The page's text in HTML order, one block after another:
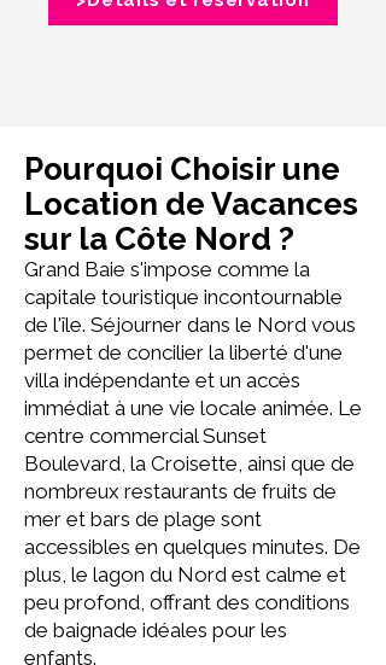
Pourquoi Choisir une
Location de Vacances
sur la Côte Nord ?
Grand Baie s'impose comme la
capitale touristique incontournable
de l'île. Séjourner dans le Nord vous
permet de concilier la liberté d'une
villa indépendante et un accès
immédiat à une vie locale animée. Le
centre commercial Sunset
Boulevard, la Croisette, ainsi que de
nombreux restaurants de fruits de
mer et bars de plage sont
accessibles en quelques minutes. De
plus, le lagon du Nord est calme et
peu profond, offrant des conditions
de baignade idéales pour les
enfants.